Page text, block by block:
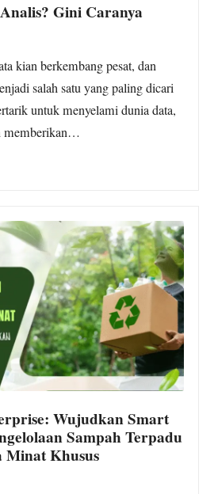
Gini Caranya
kian berkembang pesat, dan
salah satu yang paling dicari
untuk menyelami dunia data,
memberikan…
Wujudkan Smart
Sampah Terpadu
Minat Khusus